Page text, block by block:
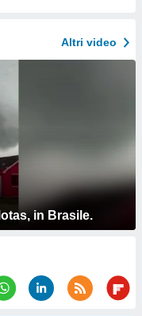
Altri video
in Brasile.